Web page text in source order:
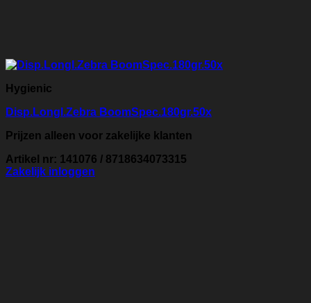
Hygienic
Disp.Longl.Zebra BoomSpec.180gr.50x
Prijzen alleen voor zakelijke klanten
Artikel nr: 141076 / 8718634073315
Zakelijk inloggen